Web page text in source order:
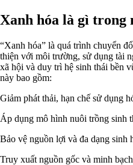
Xanh hóa là gì trong
“Xanh hóa” là quá trình chuyển
thiện với môi trường, sử dụng tài
xã hội và duy trì hệ sinh thái bền
này bao gồm:
Giảm phát thải, hạn chế sử dụng
Áp dụng mô hình nuôi trồng sinh
Bảo vệ nguồn lợi và đa dạng sinh
Truy xuất nguồn gốc và minh